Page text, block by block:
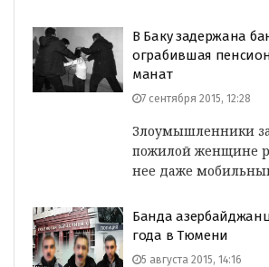
В Баку задержана
ограбившая
манат
7 сентября 2015, 12:28
Злоумышленники
пожилой женщине
нее даже
Банда
года в Тюмени
5 августа 2015, 14:16